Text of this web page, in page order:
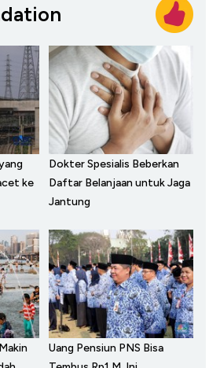
ke
Dokter Spesialis Beberkan
Daftar Belanjaan untuk Jaga
Jantung
Uang Pensiun PNS Bisa